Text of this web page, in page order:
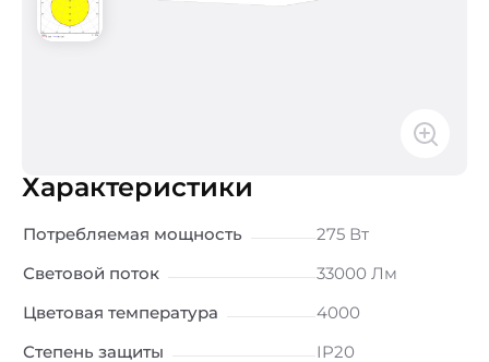
Характеристики
Потребляемая мощность
275 Вт
Световой поток
33000 Лм
Цветовая температура
4000
Степень защиты
IP20